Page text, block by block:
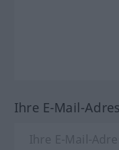
Ihre E-Mail-